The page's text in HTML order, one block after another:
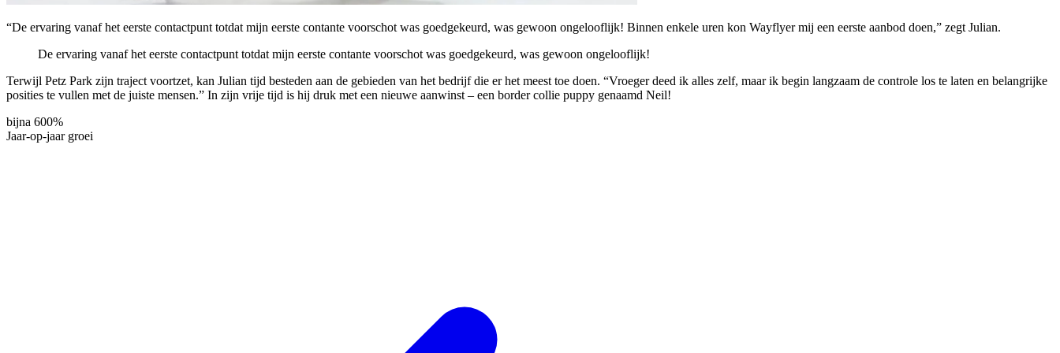
“De ervaring vanaf het eerste contactpunt totdat mijn eerste contante voorschot was goedgekeurd, was gewoon ongelooflijk! Binnen enkele uren kon Wayflyer mij een eerste aanbod doen,” zegt Julian.
De ervaring vanaf het eerste contactpunt totdat mijn eerste contante voorschot was goedgekeurd, was gewoon ongelooflijk!
Terwijl Petz Park zijn traject voortzet, kan Julian tijd besteden aan de gebieden van het bedrijf die er het meest toe doen. “Vroeger deed ik alles zelf, maar ik begin langzaam de controle los te laten en belangrijke
posities te vullen met de juiste mensen.” In zijn vrije tijd is hij druk met een nieuwe aanwinst – een border collie puppy genaamd Neil!
bijna 600%
Jaar-op-jaar groei